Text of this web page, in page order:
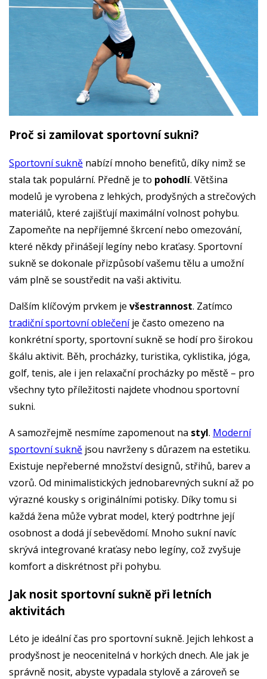
Proč si zamilovat sportovní sukni?
Sportovní sukně nabízí mnoho benefitů, díky nimž se
stala tak populární. Předně je to pohodlí. Většina
modelů je vyrobena z lehkých, prodyšných a strečových
materiálů, které zajišťují maximální volnost pohybu.
Zapomeňte na nepříjemné škrcení nebo omezování,
které někdy přinášejí legíny nebo kraťasy. Sportovní
sukně se dokonale přizpůsobí vašemu tělu a umožní
vám plně se soustředit na vaši aktivitu.
Dalším klíčovým prvkem je všestrannost. Zatímco
tradiční sportovní oblečeníje často omezeno na
konkrétní sporty, sportovní sukně se hodí pro širokou
škálu aktivit. Běh, procházky, turistika, cyklistika, jóga,
golf, tenis, ale i jen relaxační procházky po městě – pro
všechny tyto příležitosti najdete vhodnou sportovní
sukni.
A samozřejmě nesmíme zapomenout na styl. Moderní
sportovní sukně jsou navrženy s důrazem na estetiku.
Existuje nepřeberné množství designů, střihů, barev a
vzorů. Od minimalistických jednobarevných sukní až po
výrazné kousky s originálními potisky. Díky tomu si
každá žena může vybrat model, který podtrhne její
osobnost a dodá jí sebevědomí. Mnoho sukní navíc
skrývá integrované kraťasy nebo legíny, což zvyšuje
komfort a diskrétnost při pohybu.
Jak nosit sportovní sukně při letních
aktivitách
Léto je ideální čas pro sportovní sukně. Jejich lehkost a
prodyšnost je neocenitelná v horkých dnech. Ale jak je
správně nosit, abyste vypadala stylově a zároveň se